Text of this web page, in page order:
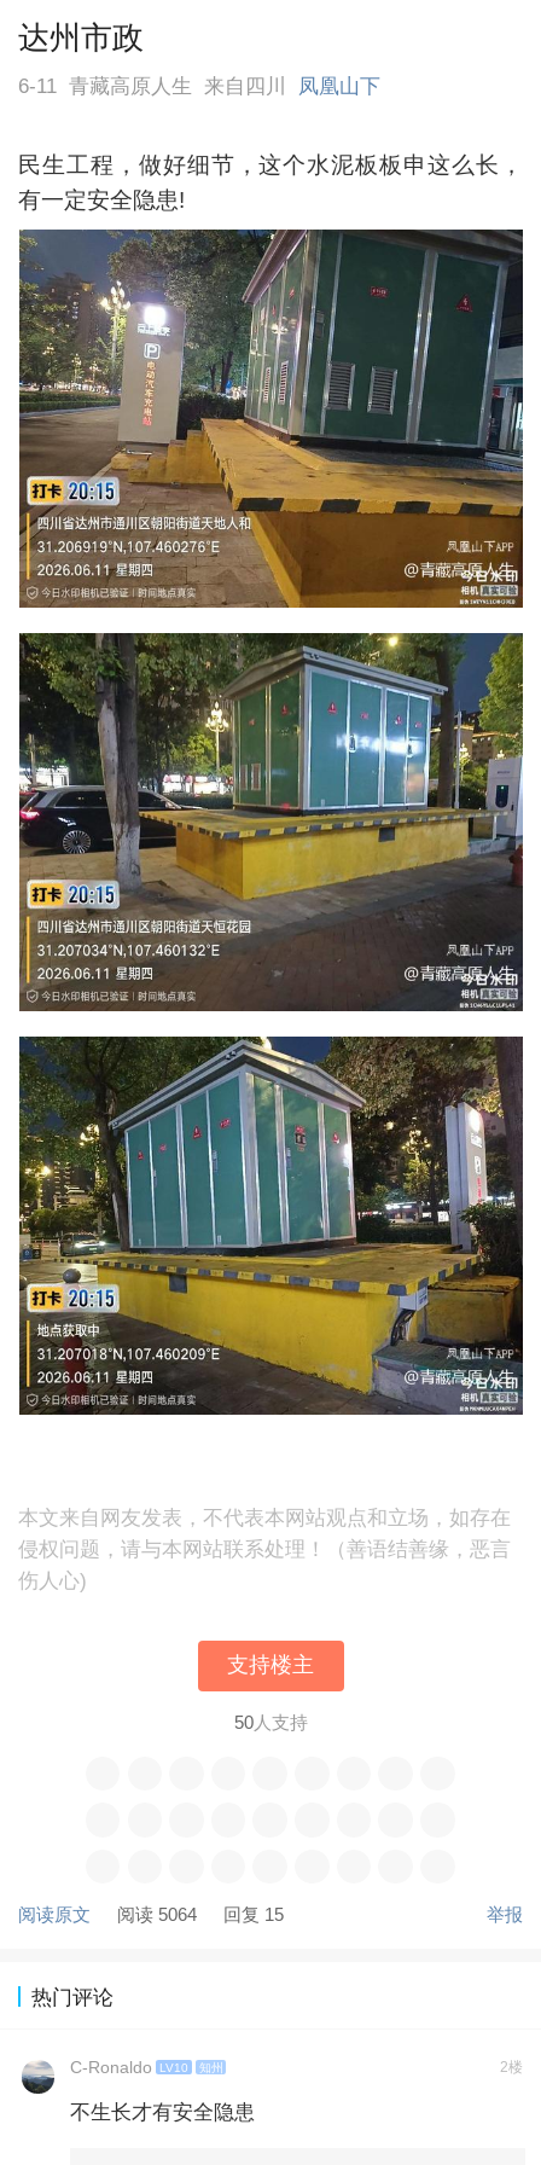
达州市政
6-11 青藏高原人生 来自四川 凤凰山下
民生工程，做好细节，这个水泥板板申这么长，
有一定安全隐患!
本文来自网友发表，不代表本网站观点和立场，如存在
侵权问题，请与本网站联系处理！（善语结善缘，恶言
伤人心)
支持楼主
50人支持
阅读原文 阅读 5064 回复 15 举报
热门评论
C-Ronaldo LV10 知州 2楼
不生长才有安全隐患